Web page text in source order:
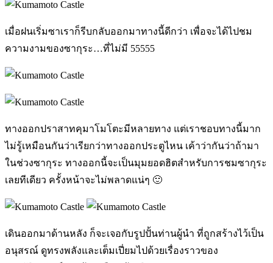
เมื่อฝนเริ่มซาเราก็รีบกลับออกมาทางนี้ดีกว่า เพื่อจะได้ไปชม
ความงามของซากุระ…ที่ไม่มี 55555
ทางออกปราสาทคุมาโมโตะมีหลายทาง แต่เราชอบทางนี้มาก
ไม่รู้เหมือนกันว่าเรียกว่าทางออกประตูไหน เค้าว่ากันว่าถ้ามา
ในช่วงซากุระ ทางออกนี้จะเป็นมุมยอดฮิตสำหรับการชมซากุระ
เลยทีเดียว ครั้งหน้าจะไม่พลาดแน่ๆ 🙂
เดินออกมาด้านหลัง ก็จะเจอกับรูปปั้นท่านผู้นำ ที่ถูกสร้างไว้เป็น
อนุสรณ์ ดูทรงพลังและเต็มเปี่ยมไปด้วยเรื่องราวของ